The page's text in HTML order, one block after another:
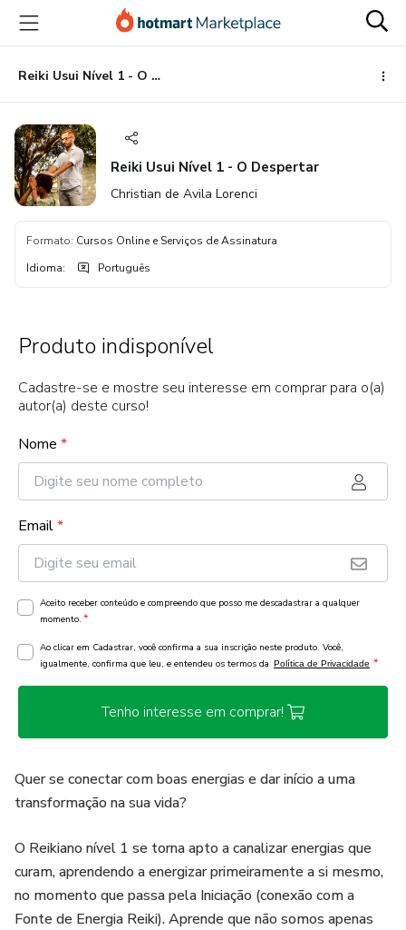
para
conteúdo
principal
para
pagamento
para
rodapé
Reiki Usui Nível 1 - O Despertar
Reiki Usui Nível 1 - O Despertar
Christian de Avila Lorenci
Formato: Cursos Online e Serviços de Assinatura
Idioma: Português
Produto indisponível
Cadastre-se e mostre seu interesse em comprar para o(a)
autor(a) deste curso!
Nome *
Email*
Aceito receber conteúdo e compreendo que posso me descadastrar a qualquer
momento. *
Ao clicar em Cadastrar, você confirma a sua inscrição neste produto. Você,
igualmente, confirma que leu, e entendeu os termos da Política de Privacidade *
Tenho interesse em comprar!
Quer se conectar com boas energias e dar início a uma
transformação na sua vida?
O Reikiano nível 1 se torna apto a canalizar energias que
curam, aprendendo a energizar primeiramente a si mesmo,
no momento que passa pela Iniciação (conexão com a
Fonte de Energia Reiki). Aprende que não somos apenas